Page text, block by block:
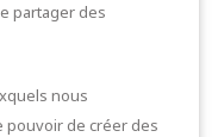
partager des
nous
pouvoir de créer des